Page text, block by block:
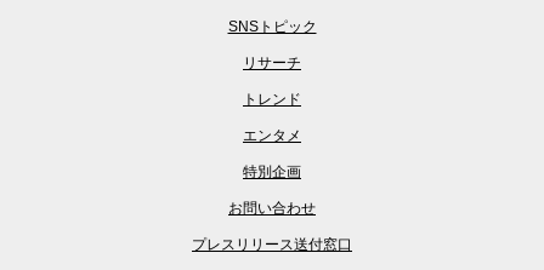
SNSトピック
リサーチ
トレンド
エンタメ
特別企画
お問い合わせ
プレスリリース送付窓口